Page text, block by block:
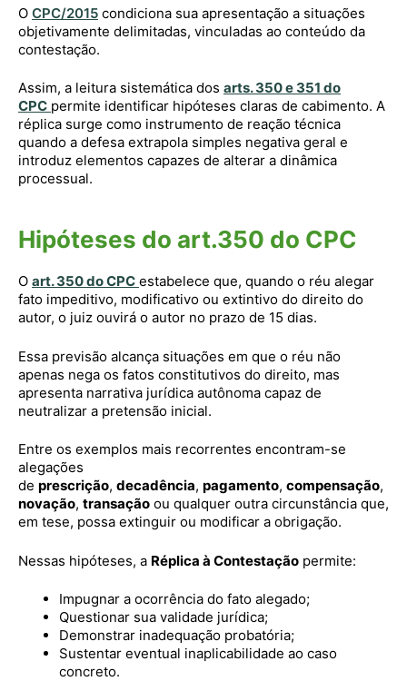
O CPC/2015 condiciona sua apresentação a situações
objetivamente delimitadas, vinculadas ao conteúdo da
contestação.
Assim, a leitura sistemática dos arts. 350 e 351 do
CPC permite identificar hipóteses claras de cabimento. A
réplica surge como instrumento de reação técnica
quando a defesa extrapola simples negativa geral e
introduz elementos capazes de alterar a dinâmica
processual.
Hipóteses do art.350 do CPC
O art. 350 do CPC estabelece que, quando o réu alegar
fato impeditivo, modificativo ou extintivo do direito do
autor, o juiz ouvirá o autor no prazo de 15 dias.
Essa previsão alcança situações em que o réu não
apenas nega os fatos constitutivos do direito, mas
apresenta narrativa jurídica autônoma capaz de
neutralizar a pretensão inicial.
Entre os exemplos mais recorrentes encontram-se
alegações
de prescrição, decadência, pagamento, compensação,
novação, transação ou qualquer outra circunstância que,
em tese, possa extinguir ou modificar a obrigação.
Nessas hipóteses, a Réplica à Contestação permite:
Impugnar a ocorrência do fato alegado;
Questionar sua validade jurídica;
Demonstrar inadequação probatória;
Sustentar eventual inaplicabilidade ao caso
concreto.